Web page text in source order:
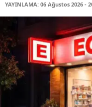
YAYINLAMA: 06 Ağustos 2026 -